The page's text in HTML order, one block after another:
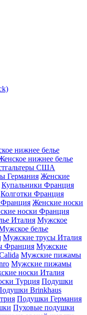
нижнее белье
нижнее белье
США
Германия Женские
Купальники Франция
Колготки Франция
Женские носки
носки Франция
Италия Мужское
белье
Мужские трусы Италия
Франция Мужские
Мужские пижамы
Мужские пижамы
носки Италия
Турция Подушки
Brinkhaus
Подушки Германия
Пуховые подушки